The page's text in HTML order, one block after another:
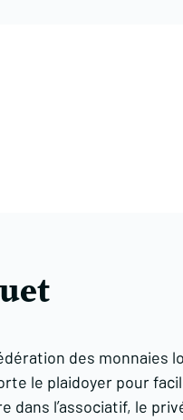
des monnaies
le plaidoyer pour
l’associatif, le